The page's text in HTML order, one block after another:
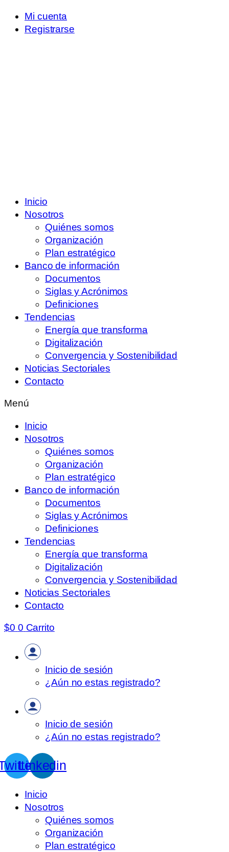
Mi cuenta
Registrarse
Inicio
Nosotros
Quiénes somos
Organización
Plan estratégico
Banco de información
Documentos
Siglas y Acrónimos
Definiciones
Tendencias
Energía que transforma
Digitalización
Convergencia y Sostenibilidad
Noticias Sectoriales
Contacto
Menú
Inicio
Nosotros
Quiénes somos
Organización
Plan estratégico
Banco de información
Documentos
Siglas y Acrónimos
Definiciones
Tendencias
Energía que transforma
Digitalización
Convergencia y Sostenibilidad
Noticias Sectoriales
Contacto
$0 0 Carrito
Inicio de sesión
¿Aún no estas registrado?
Inicio de sesión
¿Aún no estas registrado?
Linkedin
Inicio
Nosotros
Quiénes somos
Organización
Plan estratégico